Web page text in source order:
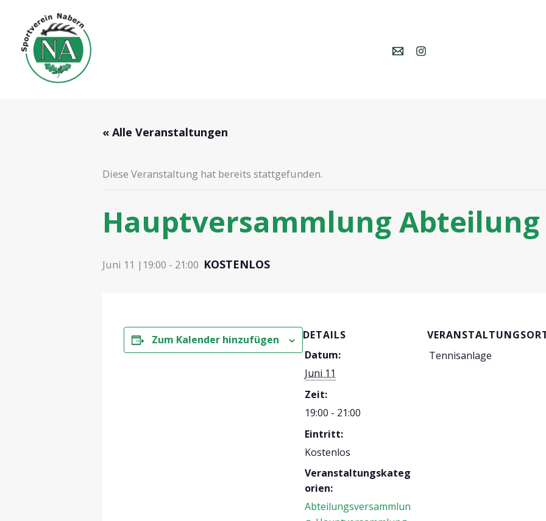
springen
« Alle Veranstaltungen
Diese Veranstaltung hat bereits stattgefunden.
Hauptversammlung Abteilung
Juni 11 |19:00 - 21:00 KOSTENLOS
Zum Kalender hinzufügen
DETAILS
Datum:
Juni 11
Zeit:
19:00 - 21:00
Eintritt:
Kostenlos
Veranstaltungskateg
orien:
Abteilungsversammlun
Tennisanlage